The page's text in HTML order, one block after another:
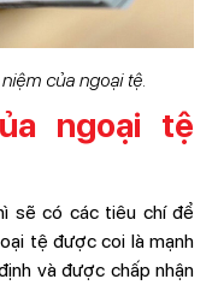
của ngoại tệ.
ngoại tệ
sẽ có các tiêu chí để
tệ được coi là mạnh
và được chấp nhận